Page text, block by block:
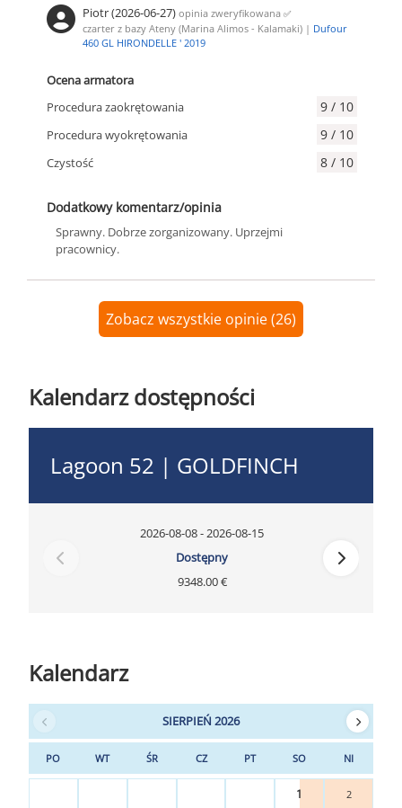
Piotr (2026-06-27) opinia zweryfikowana ✅
czarter z bazy Ateny (Marina Alimos - Kalamaki) | Dufour
460 GL HIRONDELLE ' 2019
Ocena armatora
Procedura zaokrętowania
9 / 10
Procedura wyokrętowania 9 / 10
Czystość 8 / 10
Dodatkowy komentarz/opinia
Sprawny. Dobrze zorganizowany. Uprzejmi
pracownicy.
Zobacz wszystkie opinie (26)
Kalendarz dostępności
Lagoon 52 | GOLDFINCH
2026-08-08 - 2026-08-15
Dostępny
9348.00 €
Kalendarz
SIERPIEŃ 2026
PO WT ŚR CZ PT SO NI
1 2